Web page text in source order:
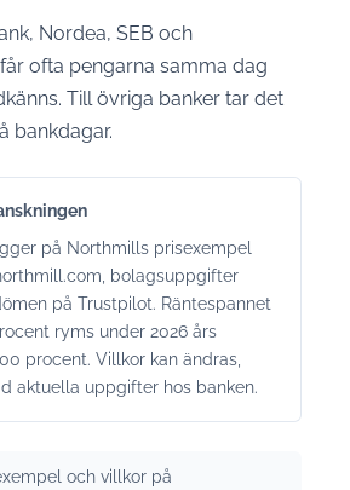
Nordea, SEB och
ofta pengarna samma dag
Till övriga banker tar det
bankdagar.
på Northmills prisexempel
bolagsuppgifter
på Trustpilot. Räntespannet
ryms under 2026 års
procent. Villkor kan ändras,
aktuella uppgifter hos banken.
och villkor på